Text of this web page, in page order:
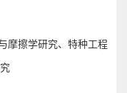
摩擦学研究、特种工程